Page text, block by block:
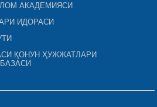
АКАДЕМИЯСИ
ИДОРАСИ
ҚОНУН ҲУЖЖАТЛАРИ